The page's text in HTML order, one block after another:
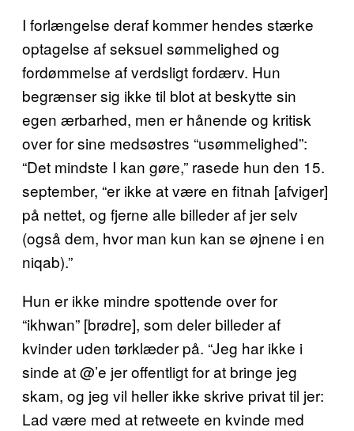
I forlængelse deraf kommer hendes stærke
optagelse af seksuel sømmelighed og
fordømmelse af verdsligt fordærv. Hun
begrænser sig ikke til blot at beskytte sin
egen ærbarhed, men er hånende og kritisk
over for sine medsøstres “usømmelighed”:
“Det mindste I kan gøre,” rasede hun den 15.
september, “er ikke at være en fitnah [afviger]
på nettet, og fjerne alle billeder af jer selv
(også dem, hvor man kun kan se øjnene i en
niqab).”
Hun er ikke mindre spottende over for
“ikhwan” [brødre], som deler billeder af
kvinder uden tørklæder på. “Jeg har ikke i
sinde at @’e jer offentligt for at bringe jeg
skam, og jeg vil heller ikke skrive privat til jer:
Lad være med at retweete en kvinde med